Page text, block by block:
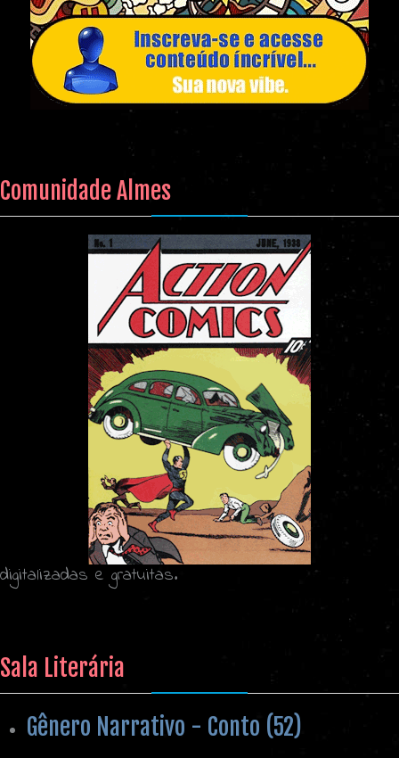
Comunidade Almes
digitalizadas e gratuitas.
Sala Literária
Gênero Narrativo - Conto (52)